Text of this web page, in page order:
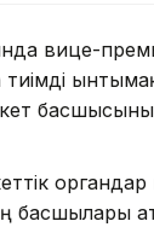
вице-
басшылары